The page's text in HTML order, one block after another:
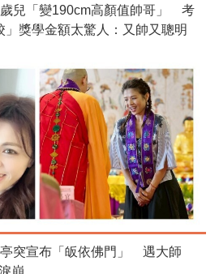
兒「變190cm高顏值帥哥」 考
獎學金額太驚人：又帥又聰明
突宣布「皈依佛門」 遇大師
崩